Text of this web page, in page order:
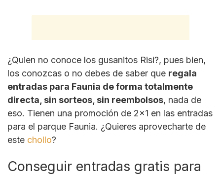
¿Quien no conoce los gusanitos Risi?, pues bien,
los conozcas o no debes de saber que regala
entradas para Faunia de forma totalmente
directa, sin sorteos, sin reembolsos, nada de
eso. Tienen una promoción de 2×1 en las entradas
para el parque Faunia. ¿Quieres aprovecharte de
este chollo?
Conseguir entradas gratis para